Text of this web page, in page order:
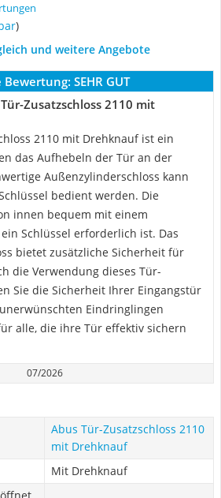
)
und weitere Angebote
Bewertung: SEHR GUT
Zusatzschloss 2110 mit
2110 mit Drehknauf ist ein
das Aufhebeln der Tür an der
Außenzylinderschloss kann
bedient werden. Die
innen bequem mit einem
Schlüssel erforderlich ist. Das
bietet zusätzliche Sicherheit für
die Verwendung dieses Tür-
Sie die Sicherheit Ihrer Eingangstür
Eindringlingen
alle, die ihre Tür effektiv sichern
07/2026
Abus Tür-Zusatzschloss 2110
mit Drehknauf
Mit Drehknauf